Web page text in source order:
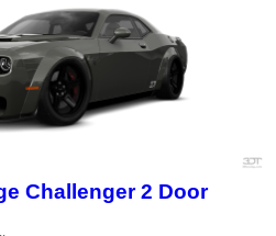
Challenger 2 Door